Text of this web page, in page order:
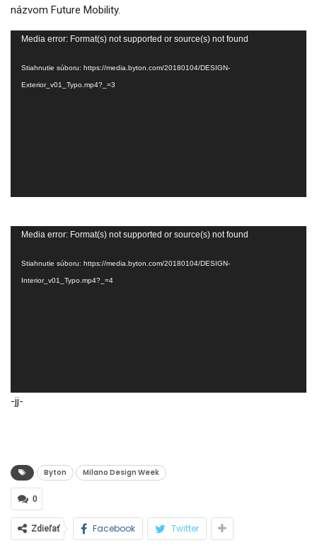
názvom Future Mobility.
Video
Media error: Format(s) not supported or source(s) not found
Stiahnutie súboru: https://media.byton.com/20180104/DESIGN-
Exterior_v01_Typo.mp4?_=3
Video
Media error: Format(s) not supported or source(s) not found
Stiahnutie súboru: https://media.byton.com/20180104/DESIGN-
Interior_v01_Typo.mp4?_=4
-jj-
Byton Milano Design Week
0
Zdieľať Facebook Twitter